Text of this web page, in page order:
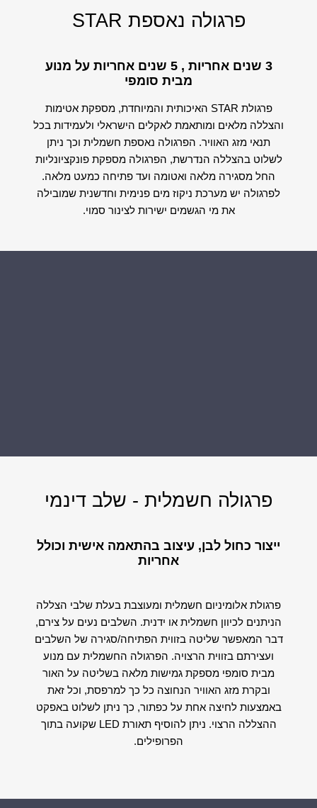
פרגולה נאספת STAR
3 שנים אחריות , 5 שנים אחריות על מנוע
מבית סומפי
פרגולת STAR האיכותית והמיוחדת, מספקת אטימות
והצללה מלאים ומותאמת לאקלים הישראלי ולעמידות בכל
תנאי מזג האוויר. הפרגולה נאספת חשמלית וכך ניתן
לשלוט בהצללה הנדרשת, הפרגולה מספקת פונקציונליות
החל מסגירה מלאה ואטומה ועד פתיחה כמעט מלאה.
לפרגולה יש מערכת ניקוז מים פנימית וחדשנית שמובילה
את מי הגשמים ישירות לצינור סמוי.
פרגולה חשמלית - שלב דינמי
ייצור כחול לבן, עיצוב בהתאמה אישית וכולל
אחריות
פרגולת אלומיניום חשמלית ומעוצבת בעלת שלבי הצללה
הניתנים לכיוון חשמלית או ידנית. השלבים נעים על צירם,
דבר המאפשר שליטה בזווית הפתיחה/סגירה של השלבים
ועצירתם בזווית הרצויה. הפרגולה החשמלית עם מנוע
מבית סומפי מספקת גמישות מלאה בשליטה על האור
ובקרת מזג האוויר הנחוצה כל כך למרפסת, וכל זאת
באמצעות לחיצה אחת על כפתור, כך ניתן לשלוט באפקט
ההצללה הרצוי. ניתן להוסיף תאורת LED שקועה בתוך
הפרופילים.